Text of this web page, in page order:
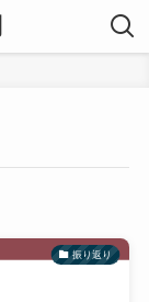
振り返り